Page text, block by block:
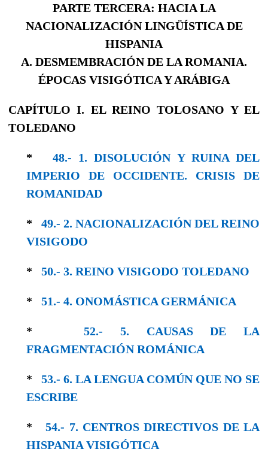
PARTE TERCERA: HACIA LA
NACIONALIZACIÓN LINGÜÍSTICA DE
HISPANIA
A. DESMEMBRACIÓN DE LA ROMANIA.
ÉPOCAS VISIGÓTICA Y ARÁBIGA
CAPÍTULO I. EL REINO TOLOSANO Y EL
TOLEDANO
* 48.- 1. DISOLUCIÓN Y RUINA DEL
IMPERIO DE OCCIDENTE. CRISIS DE
ROMANIDAD
* 49.- 2. NACIONALIZACIÓN DEL REINO
VISI­GODO
* 50.- 3. REINO VISIGODO TOLEDANO
* 51.- 4. ONOMÁSTICA GERMÁNICA
*52.- 5. CAUSAS DE LA
FRAGMENTACIÓN ROMÁNICA
* 53.- 6. LA LENGUA COMÚN QUE NO SE
ESCRIBE
*54.- 7. CENTROS DIRECTIVOS DE LA
HISPANIA VISIGÓTICA